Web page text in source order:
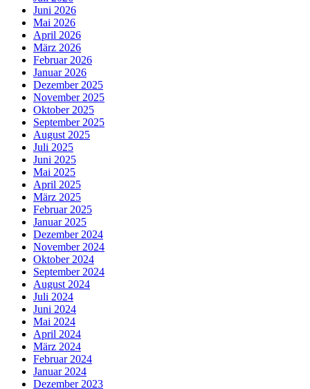
Juni 2026
Mai 2026
April 2026
März 2026
Februar 2026
Januar 2026
Dezember 2025
November 2025
Oktober 2025
September 2025
August 2025
Juli 2025
Juni 2025
Mai 2025
April 2025
März 2025
Februar 2025
Januar 2025
Dezember 2024
November 2024
Oktober 2024
September 2024
August 2024
Juli 2024
Juni 2024
Mai 2024
April 2024
März 2024
Februar 2024
Januar 2024
Dezember 2023